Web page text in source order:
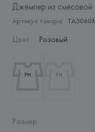
Джемпер из смесовой
Артикул товара:
Цвет: Розовый
Размер: